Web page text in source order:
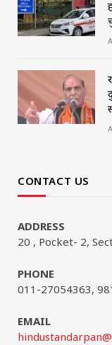
CONTACT US
ADDRESS
20 , Pocket- 2,
PHONE
011-27054363,
EMAIL